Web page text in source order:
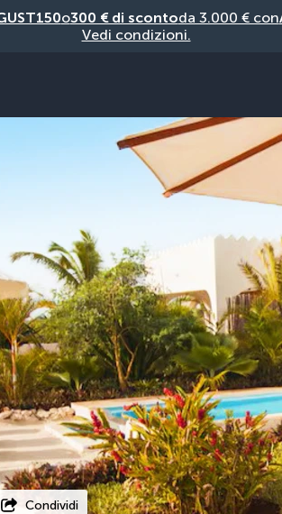
o300 € di scontoda 3.000 € con
Vedi condizioni.
Condividi